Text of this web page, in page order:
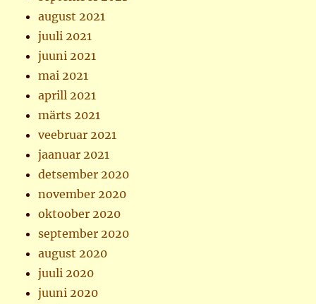
august 2021
juuli 2021
juuni 2021
mai 2021
aprill 2021
märts 2021
veebruar 2021
jaanuar 2021
detsember 2020
november 2020
oktoober 2020
september 2020
august 2020
juuli 2020
juuni 2020